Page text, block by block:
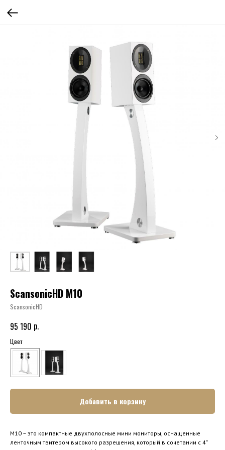
ScansonicHD M10
ScansonicHD
95 190 р.
Цвет
Добавить в корзину
M10 – это компактные двухполосные мини мониторы, оснащенные
ленточным твитером высокого разрешения, который в сочетании с 4’’